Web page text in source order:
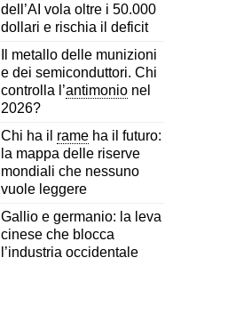
dell’AI vola oltre i 50.000
dollari e rischia il deficit
Il metallo delle munizioni
e dei semiconduttori. Chi
controlla l’antimonio nel
2026?
Chi ha il rame ha il futuro:
la mappa delle riserve
mondiali che nessuno
vuole leggere
Gallio e germanio: la leva
cinese che blocca
l’industria occidentale